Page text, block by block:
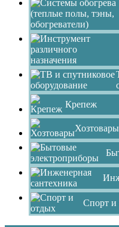
Крепеж
Хозтовары
Спорт и